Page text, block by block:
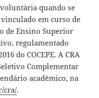
quando se
em curso de
de Ensino Superior
regulamentado
do COCEPE. A CRA
Complementar
acadêmico, na
cra/.